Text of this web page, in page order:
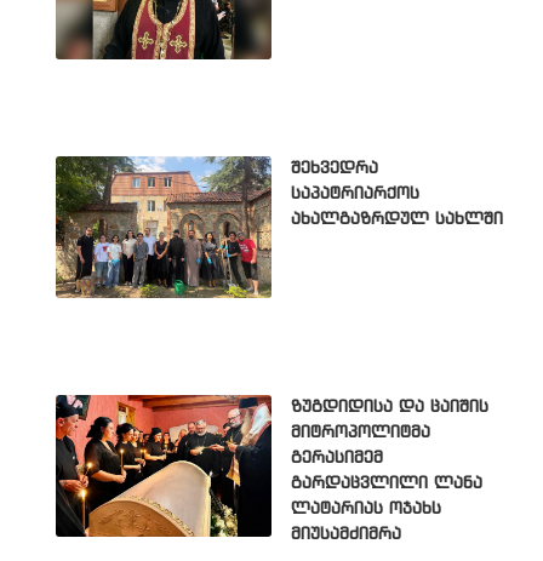
შეხვედრა
საპატრიარქოს
ახალგაზრდულ სახლში
ზუგდიდისა და ცაიშის
მიტროპოლიტმა
გერასიმემ
გარდაცვლილი ლანა
ლატარიას ოჯახს
მიუსამძიმრა